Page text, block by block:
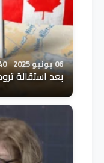
06 يونيو 2025
بعد استقالة